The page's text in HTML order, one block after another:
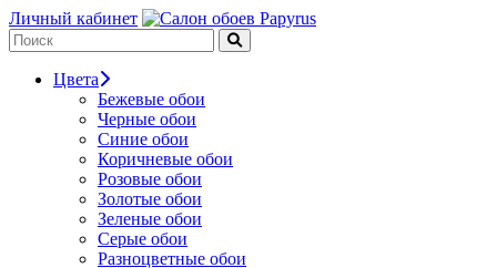
Личный кабинет
Цвета
Бежевые обои
Черные обои
Синие обои
Коричневые обои
Розовые обои
Золотые обои
Зеленые обои
Серые обои
Разноцветные обои